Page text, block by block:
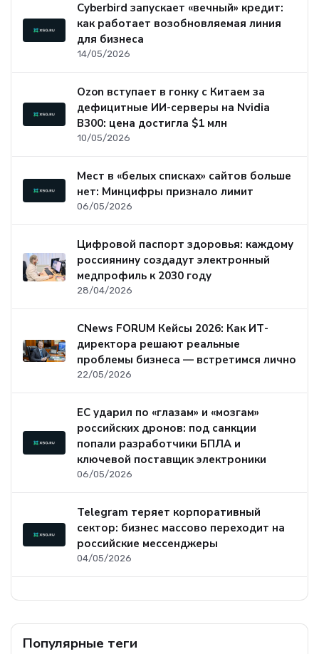
Cyberbird запускает «вечный» кредит:
как работает возобновляемая линия
для бизнеса
14/05/2026
Ozon вступает в гонку с Китаем за
дефицитные ИИ-серверы на Nvidia
B300: цена достигла $1 млн
10/05/2026
Мест в «белых списках» сайтов больше
нет: Минцифры признало лимит
06/05/2026
Цифровой паспорт здоровья: каждому
россиянину создадут электронный
медпрофиль к 2030 году
28/04/2026
CNews FORUM Кейсы 2026: Как ИТ-
директора решают реальные
проблемы бизнеса — встретимся лично
22/05/2026
ЕС ударил по «глазам» и «мозгам»
российских дронов: под санкции
попали разработчики БПЛА и
ключевой поставщик электроники
06/05/2026
Telegram теряет корпоративный
сектор: бизнес массово переходит на
российские мессенджеры
04/05/2026
Популярные теги